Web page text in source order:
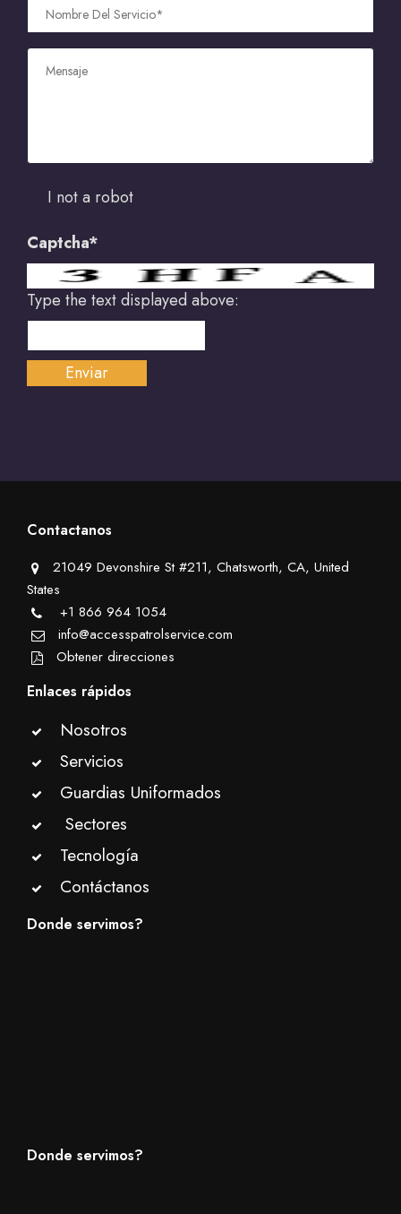
I not a robot
Captcha*
Type the text displayed above:
Contactanos
21049 Devonshire St #211, Chatsworth, CA, United
States
+1 866 964 1054
info@accesspatrolservice.com
Obtener direcciones
Enlaces rápidos
Nosotros
Servicios
Guardias Uniformados
Sectores
Tecnología
Contáctanos
Donde servimos?
Donde servimos?